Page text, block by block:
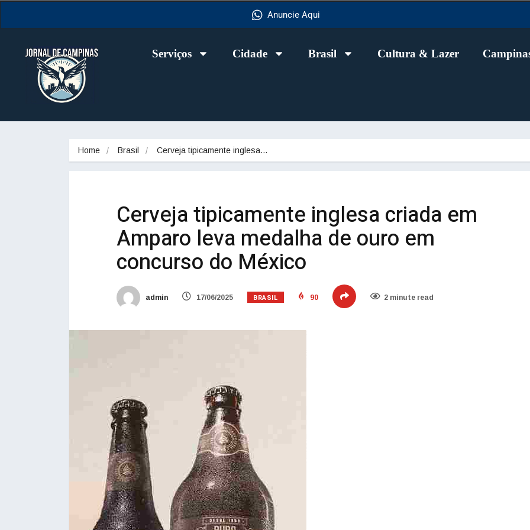
Anuncie Aqui
Serviços Cidade Brasil Cultura & Lazer
Home Brasil Cerveja tipicamente inglesa…
Cerveja tipicamente inglesa criada em
Amparo leva medalha de ouro em
concurso do México
admin 17/06/2025 BRASIL 90 2 minute read